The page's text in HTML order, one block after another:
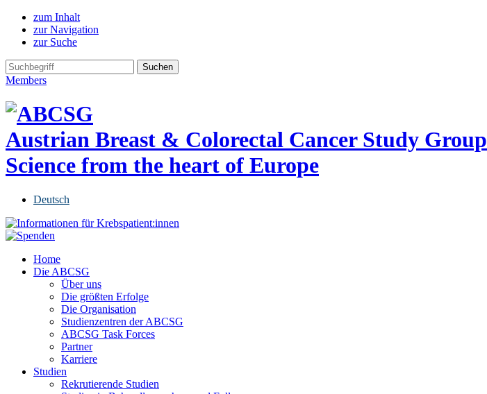
zum Inhalt
zur Navigation
zur Suche
Members
Austrian Breast & Colorectal Cancer Study Group
Science from the heart of Europe
Deutsch
Home
Die ABCSG
Über uns
Die größten Erfolge
Die Organisation
Studienzentren der ABCSG
ABCSG Task Forces
Partner
Karriere
Studien
Rekrutierende Studien